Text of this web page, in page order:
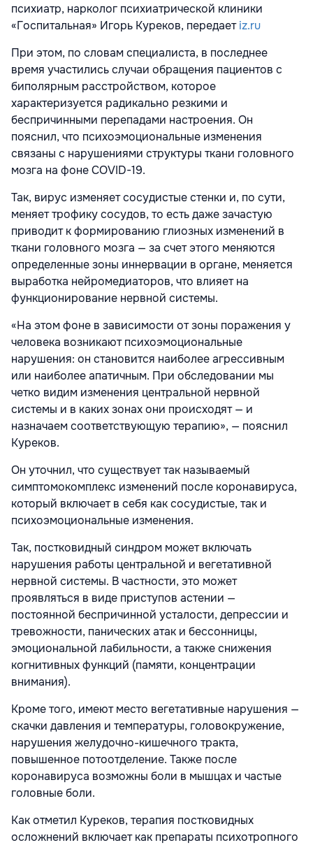
психиатр, нарколог психиатрической клиники
«Госпитальная» Игорь Куреков, передаетiz.ru
При этом, по словам специалиста, в последнее
время участились случаи обращения пациентов с
биполярным расстройством, которое
характеризуется радикально резкими и
беспричинными перепадами настроения. Он
пояснил, что психоэмоциональные изменения
связаны с нарушениями структуры ткани головного
мозга на фоне COVID-19.
Так, вирус изменяет сосудистые стенки и, по сути,
меняет трофику сосудов, то есть даже зачастую
приводит к формированию глиозных изменений в
ткани головного мозга — за счет этого меняются
определенные зоны иннервации в органе, меняется
выработка нейромедиаторов, что влияет на
функционирование нервной системы.
«На этом фоне в зависимости от зоны поражения у
человека возникают психоэмоциональные
нарушения: он становится наиболее агрессивным
или наиболее апатичным. При обследовании мы
четко видим изменения центральной нервной
системы и в каких зонах они происходят — и
назначаем соответствующую терапию», — пояснил
Куреков.
Он уточнил, что существует так называемый
симптомокомплекс изменений после коронавируса,
который включает в себя как сосудистые, так и
психоэмоциональные изменения.
Так, постковидный синдром может включать
нарушения работы центральной и вегетативной
нервной системы. В частности, это может
проявляться в виде приступов астении —
постоянной беспричинной усталости, депрессии и
тревожности, панических атак и бессонницы,
эмоциональной лабильности, а также снижения
когнитивных функций (памяти, концентрации
внимания).
Кроме того, имеют место вегетативные нарушения —
скачки давления и температуры, головокружение,
нарушения желудочно-кишечного тракта,
повышенное потоотделение. Также после
коронавируса возможны боли в мышцах и частые
головные боли.
Как отметил Куреков, терапия постковидных
осложнений включает как препараты психотропного